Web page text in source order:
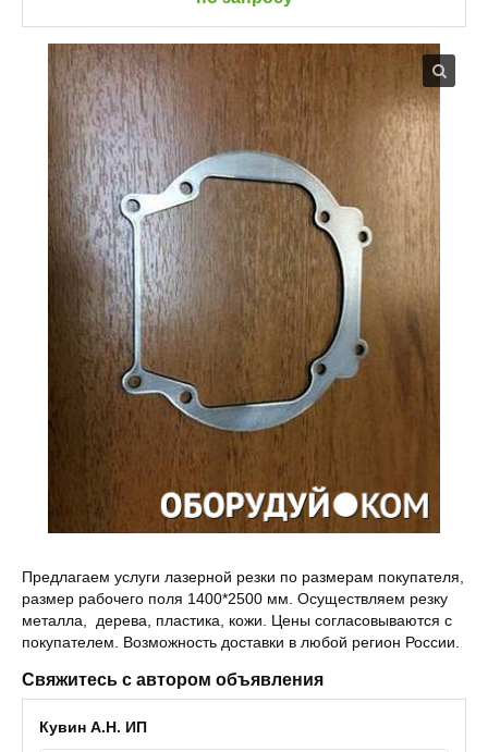
Предлагаем услуги лазерной резки по размерам покупателя,
размер рабочего поля 1400*2500 мм. Осуществляем резку
металла, дерева, пластика, кожи. Цены согласовываются с
покупателем. Возможность доставки в любой регион России.
Свяжитесь с автором объявления
Кувин А.Н. ИП